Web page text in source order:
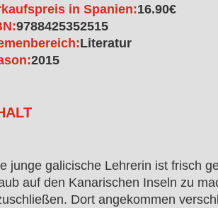
in Spanien:16.90€
9788425352515
Literatur
2015
junge galicische Lehrerin ist frisch
auf den Kanarischen Inseln zu
Dort angekommen